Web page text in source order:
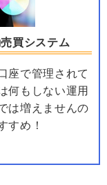
買システム
座で管理されて
何もしない運用
は増えませんの
すめ！